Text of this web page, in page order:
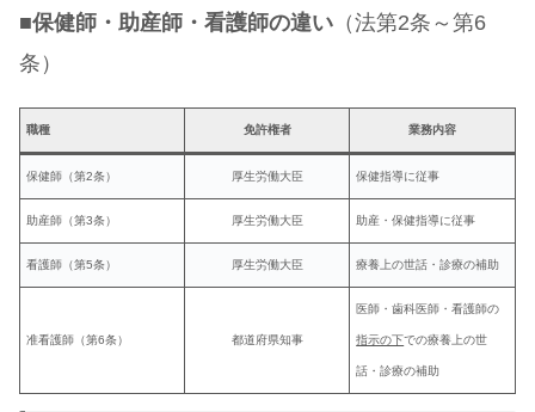
■保健師・助産師・看護師の違い （法第2条～第6
条）
職種 免許権者 業務内容
保健師（第2条） 厚生労働大臣 保健指導に従事
助産師（第3条） 厚生労働大臣 助産・保健指導に従事
看護師（第5条） 厚生労働大臣 療養上の世話・診療の補助
准看護師（第6条） 都道府県知事
医師・歯科医師・看護師の
指示の下での療養上の世
話・診療の補助